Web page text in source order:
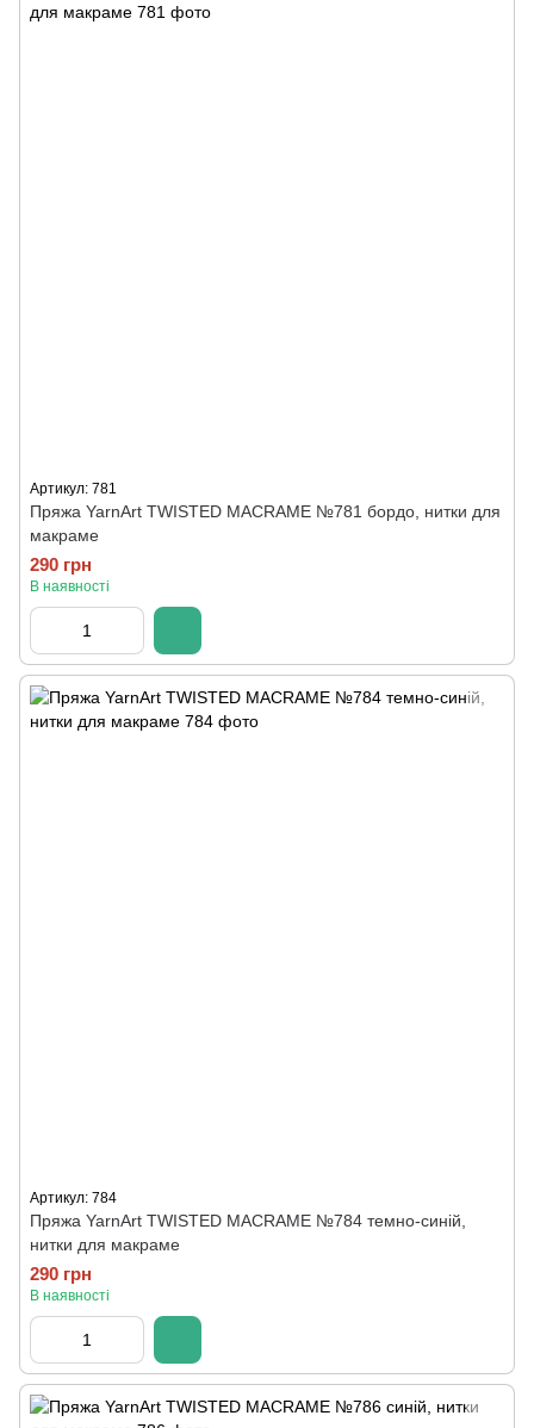
Артикул: 781
Пряжа YarnArt TWISTED MACRAME №781 бордо, нитки для
макраме
290 грн
В наявності
Артикул: 784
Пряжа YarnArt TWISTED MACRAME №784 темно-синій,
нитки для макраме
290 грн
В наявності